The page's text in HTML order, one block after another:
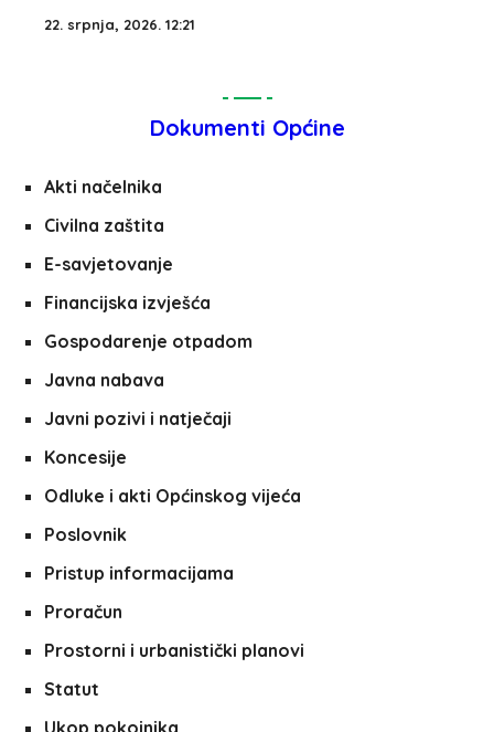
22. srpnja, 2026. 12:21
Dokumenti Općine
Akti načelnika
Civilna zaštita
E-savjetovanje
Financijska izvješća
Gospodarenje otpadom
Javna nabava
Javni pozivi i natječaji
Koncesije
Odluke i akti Općinskog vijeća
Poslovnik
Pristup informacijama
Proračun
Prostorni i urbanistički planovi
Statut